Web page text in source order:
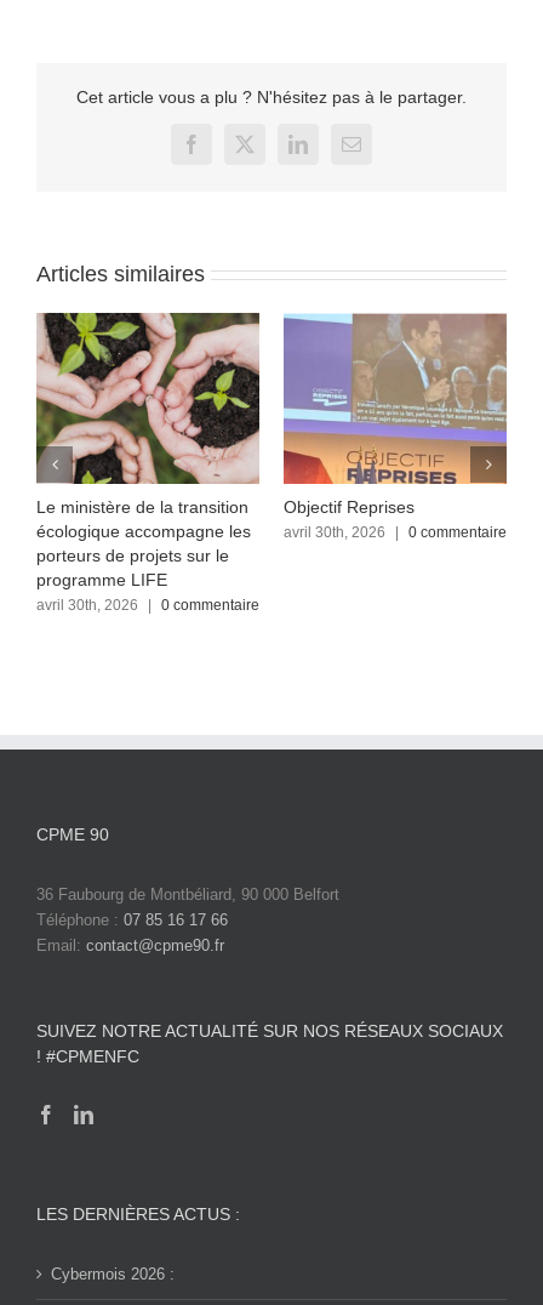
Cet article vous a plu ? N'hésitez pas à le partager.
Facebook
X LinkedInEmail
Articles similaires
Le ministère de la transition
écologique accompagne les
porteurs de projets sur le
programme LIFE
avril 30th, 2026 0 commentaire
Objectif Reprises
avril 30th, 2026 0 commentaire
CPME 90
36 Faubourg de Montbéliard, 90 000 Belfort
Téléphone : 07 85 16 17 66
Email: contact@cpme90.fr
SUIVEZ NOTRE ACTUALITÉ SUR NOS RÉSEAUX SOCIAUX
! #CPMENFC
LES DERNIÈRES ACTUS :
Cybermois 2026 :